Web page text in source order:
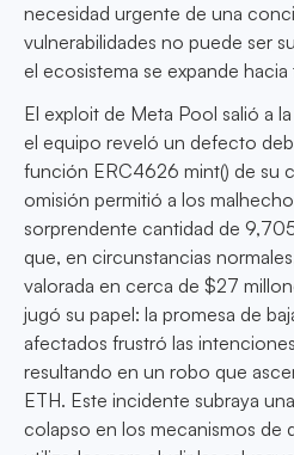
necesidad urgente de una
vulnerabilidades no puede ser
el ecosistema se expande
El exploit de Meta Pool salió a
el equipo reveló un defecto
función ERC4626 mint() de su
omisión permitió a los
sorprendente cantidad de
que, en circunstancias
valorada en cerca de $27
jugó su papel: la promesa de
afectados frustró las
resultando en un robo que
ETH. Este incidente subraya
colapso en los mecanismos de